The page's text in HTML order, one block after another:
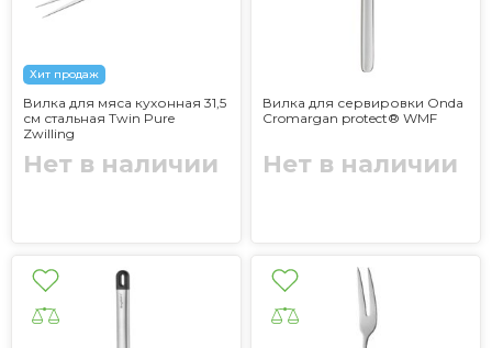
Хит продаж
Вилка для мяса кухонная 31,5
см стальная Twin Pure
Zwilling
Нет в наличии
Вилка для сервировки Onda
Cromargan protect® WMF
Нет в наличии